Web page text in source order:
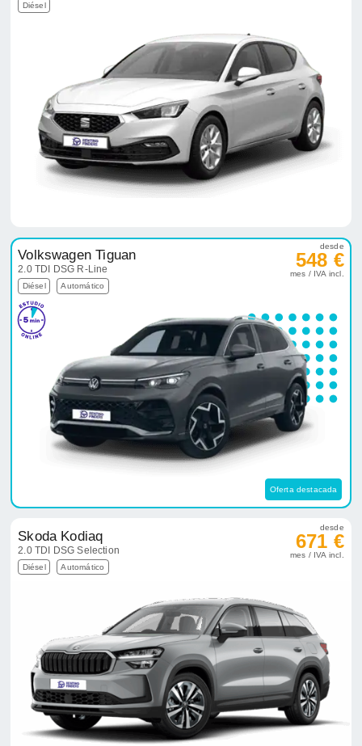
Diésel
Volkswagen Tiguan
2.0 TDI DSG R-Line
Diésel Automático
desde
548 €
mes / IVA incl.
Oferta destacada
Skoda Kodiaq
2.0 TDI DSG Selection
Diésel Automático
desde
671 €
mes / IVA incl.